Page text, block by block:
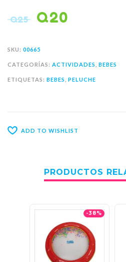
Q25 Q20
SKU: 00665
CATEGORÍAS: ACTIVIDADES BEBES
ETIQUETAS: BEBES PELUCHE
ADD TO WISHLIST
PRODUCTOS
-38%